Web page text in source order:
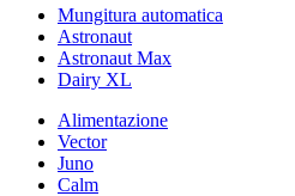
Mungitura automatica
Astronaut
Astronaut Max
Dairy XL
Alimentazione
Vector
Juno
Calm